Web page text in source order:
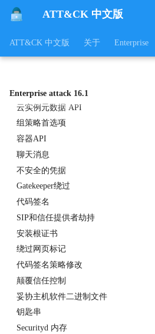
ATT&CK 中文版
ATT&CK 中文版 关于 Enterprise
Enterprise attack 16.1
Web会话Cookie
文件中的凭据
注册表中的凭据
私钥
云实例元数据 API
组策略首选项
容器API
聊天消息
不安全的凭据
Gatekeeper绕过
代码签名
SIP和信任提供者劫持
安装根证书
绕过网页标记
代码签名策略修改
颠覆信任控制
妥协主机软件二进制文件
钥匙串
Securityd 内存